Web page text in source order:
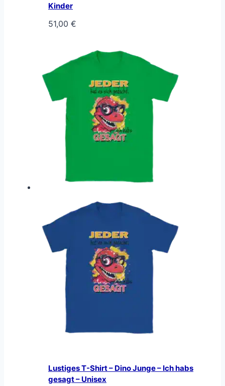
Kinder
51,00 €
Lustiges T-Shirt – Dino Junge – Ich habs
gesagt – Unisex